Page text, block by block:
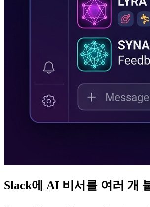
Slack에 AI 비서를 여러 개